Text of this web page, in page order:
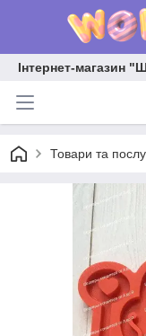
Інтернет-магазин
Товари та